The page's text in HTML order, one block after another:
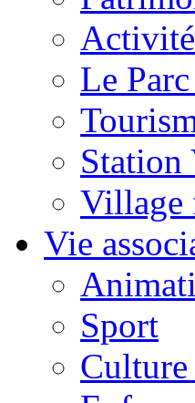
Le
Station
Village
Vie
Sport